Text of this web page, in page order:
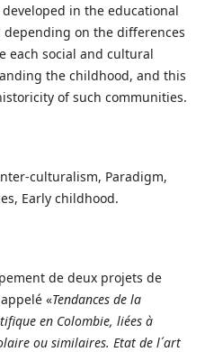
in the educational
on the differences
each social and cultural
the childhood, and this
of such communities.
culturalism, Paradigm,
Early childhood.
de deux projets de
«Tendances de la
en Colombie, liées à
ou similaires. Etat de l´art